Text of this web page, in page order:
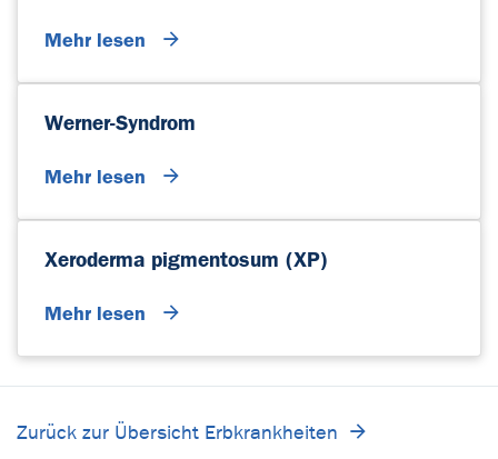
Mehr lesen
Werner-Syndrom
Mehr lesen
Xeroderma pigmentosum (XP)
Mehr lesen
Zurück zur Übersicht Erbkrankheiten